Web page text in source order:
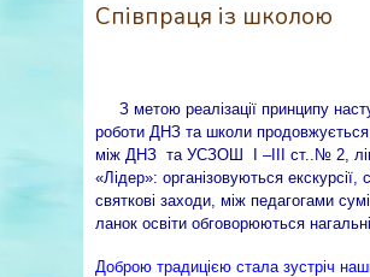
Співпраця із школою
З метою реалізації принципу
роботи ДНЗ та школи продовжується
між ДНЗ та УСЗОШ І –ІІІ ст..№ 2,
«Лідер»: організовуються екскурсії,
святкові заходи, між педагогами
ланок освіти обговорюються
Доброю традицією стала зустріч